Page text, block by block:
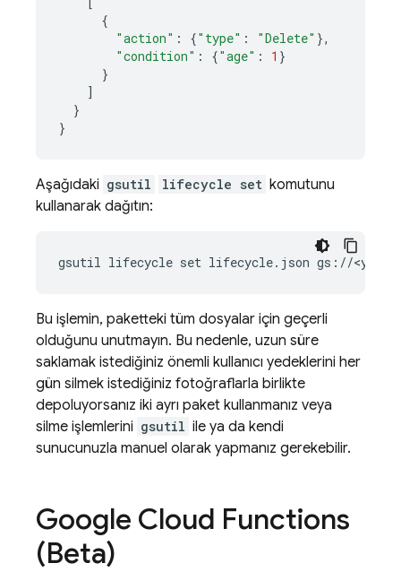
{
"action" : {"type" : "Delete" },
"condition" : {"age" : 1 }
}
]
}
}
Aşağıdaki gsutil lifecycle set komutunu
kullanarak dağıtın:
gsutil lifecycle set lifecycle.json gs://<your-
Bu işlemin, paketteki tüm dosyalar için geçerli
olduğunu unutmayın. Bu nedenle, uzun süre
saklamak istediğiniz önemli kullanıcı yedeklerini her
gün silmek istediğiniz fotoğraflarla birlikte
depoluyorsanız iki ayrı paket kullanmanız veya
silme işlemlerini gsutil ile ya da kendi
sunucunuzla manuel olarak yapmanız gerekebilir.
Google Cloud Functions
(Beta)